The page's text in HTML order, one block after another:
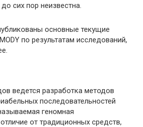
сих пор неизвестна.
основные текущие
по результатам исследований,
ведется разработка методов
последовательностей
геномная
от традиционных средств,